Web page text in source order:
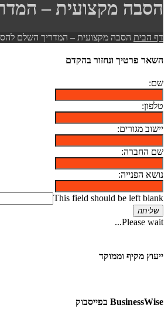
הסבה מקצועית –
דף הבית הסבה מקצועית – המדריך השלם
השאר פרטיך ונחזור בהקדם
שם:
טלפון:
יישוב מגורים:
שם החברה:
נושא הפנייה:
This field should be left blank
שליחה
Please wait...
ייעוץ מקיף וממוקד
BusinessWise בפייסבוק